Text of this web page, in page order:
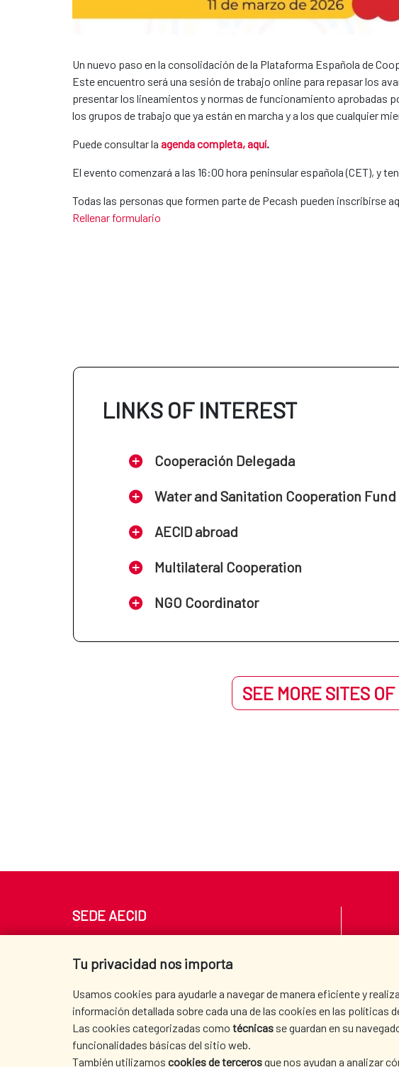
Un nuevo paso en la consolidación de la Plataforma Española de
Este encuentro será una sesión de trabajo online para repasar los
presentar los lineamientos y normas de funcionamiento aprobadas
los grupos de trabajo que ya están en marcha y a los que cualquier
Puede consultar la agenda completa, aquí.
El evento comenzará a las 16:00 hora peninsular española (CET), y
Todas las personas que formen parte de Pecash pueden inscribirse
Rellenar formulario
LINKS OF INTEREST
Cooperación Delegada
Water and Sanitation Cooperation Fund
AECID abroad
Multilateral Cooperation
NGO Coordinator
SEE MORE SITES
Tu privacidad nos importa
Usamos cookies para ayudarle a navegar de manera eficiente y
información detallada sobre cada una de las cookies en las políticas
Las cookies categorizadas como técnicas se guardan en su
funcionalidades básicas del sitio web.
También utilizamos cookies de tercerosque nos ayudan a analizar
SEDE AECID
Tel. +34 900 20 30 54​​​​​​​